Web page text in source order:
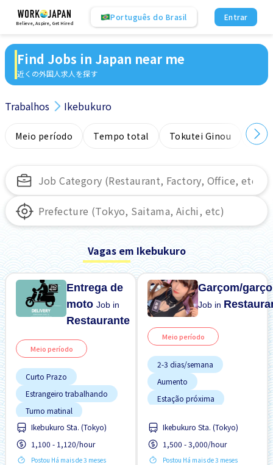
Believe, Aspire, Get Hired
Português do Brasil Entrar
Find Jobs in Japan near me
近くの外国人求人を探す
Trabalhos Ikebukuro
Meio período Tempo total Tokutei Ginou
Vagas em Ikebukuro
Entrega de
motoJob in
Restaurante
Meio período
Curto Prazo
Estrangeiro trabalhando
Turno matinal
Turno noturno
Ikebukuro Sta. (Tokyo)
1,100 - 1,120/hour
Postou Há mais de 3 meses
Garçom/
Job in
Meio período
2-3 dias/semana
Aumento
Estação próxima
Preferência por Mulheres
Promoção
Ikebukuro Sta. (Tokyo)
1,500 - 3,000/hour
Postou Há mais de 3 meses